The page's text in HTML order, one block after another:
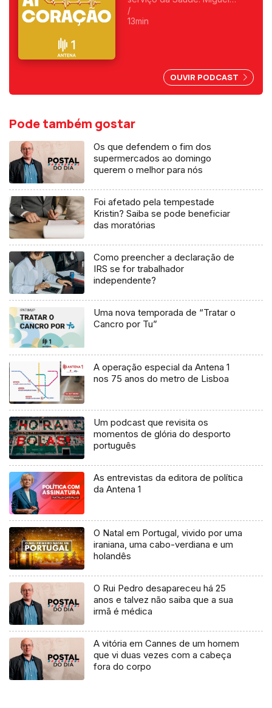
Soares conversa com o
especialista Espiga de
/
13min
OUVIR PODCAST
Pode também gostar
Os que defendem o fim dos
supermercados ao domingo
querem o melhor para nós
Foi afetado pela tempestade
Kristin? Saiba se pode beneficiar
das moratórias
Como preencher a declaração de
IRS se for trabalhador
independente?
Uma nova temporada de “Tratar o
Cancro por Tu”
A operação especial da Antena 1
nos 75 anos do metro de Lisboa
Um podcast que revisita os
momentos de glória do desporto
português
As entrevistas da editora de política
da Antena 1
O Natal em Portugal, vivido por uma
iraniana, uma cabo-verdiana e um
holandês
O Rui Pedro desapareceu há 25
anos e talvez não saiba que a sua
irmã é médica
A vitória em Cannes de um homem
que vi duas vezes com a cabeça
fora do corpo